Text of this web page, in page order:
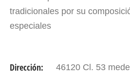
tradicionales por su
especiales
Dirección: 46120 Cl. 53